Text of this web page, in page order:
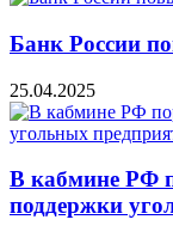
Банк России
25.04.2025
В кабмине РФ
поддержки